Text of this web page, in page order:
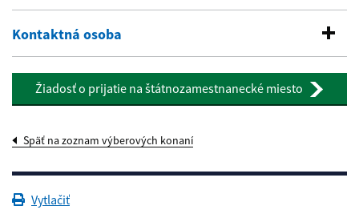
Kontaktná osoba
Žiadosť o prijatie na štátnozamestnanecké miesto
Späť na zoznam výberových konaní
Vytlačiť